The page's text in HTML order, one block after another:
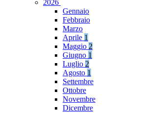
2026
Gennaio
Febbraio
Marzo
Aprile 1
Maggio 2
Giugno 1
Luglio 2
Agosto 1
Settembre
Ottobre
Novembre
Dicembre